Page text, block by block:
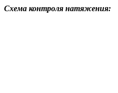
Схема контроля натяжения: